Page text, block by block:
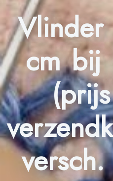
cm bij